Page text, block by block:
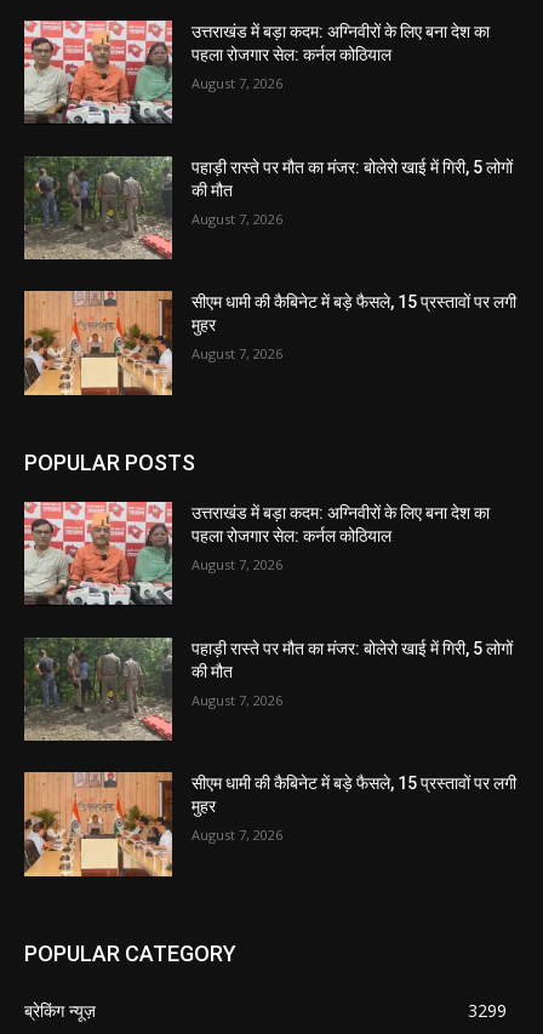
उत्तराखंड में बड़ा कदम: अग्निवीरों के लिए बना देश का
पहला रोजगार सेल: कर्नल कोठियाल
August 7, 2026
पहाड़ी रास्ते पर मौत का मंजर: बोलेरो खाई में गिरी, 5 लोगों
की मौत
August 7, 2026
सीएम धामी की कैबिनेट में बड़े फैसले, 15 प्रस्तावों पर लगी
मुहर
August 7, 2026
POPULAR POSTS
उत्तराखंड में बड़ा कदम: अग्निवीरों के लिए बना देश का
पहला रोजगार सेल: कर्नल कोठियाल
August 7, 2026
पहाड़ी रास्ते पर मौत का मंजर: बोलेरो खाई में गिरी, 5 लोगों
की मौत
August 7, 2026
सीएम धामी की कैबिनेट में बड़े फैसले, 15 प्रस्तावों पर लगी
मुहर
August 7, 2026
POPULAR CATEGORY
ब्रेकिंग न्यूज़
3299